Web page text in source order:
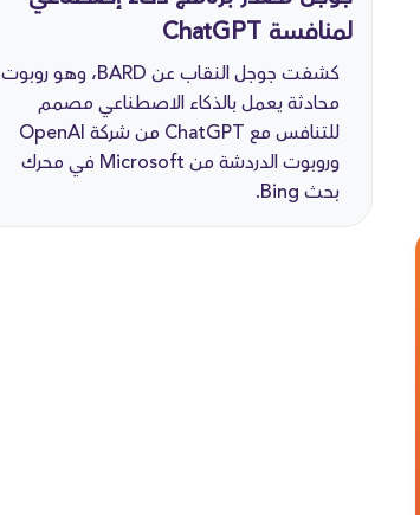
لمنافسة ChatGPT
كشفت جوجل النقاب عن BARD، وهو روبوت
محادثة يعمل بالذكاء الاصطناعي مصمم
للتنافس مع ChatGPT من شركة OpenAI
وروبوت الدردشة من Microsoft في محرك
بحث Bing.